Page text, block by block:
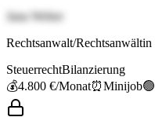
Jana Weber
Rechtsanwalt/Rechtsanwältin
SteuerrechtBilanzierung
💰4.800 €/Monat⏰Minijob🟢